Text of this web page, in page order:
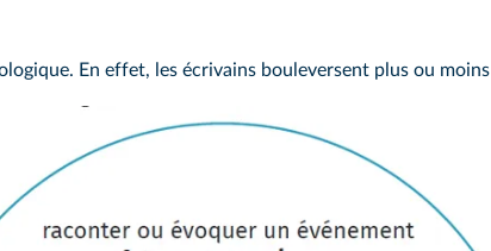
En effet, les écrivains bouleversent plus ou moins